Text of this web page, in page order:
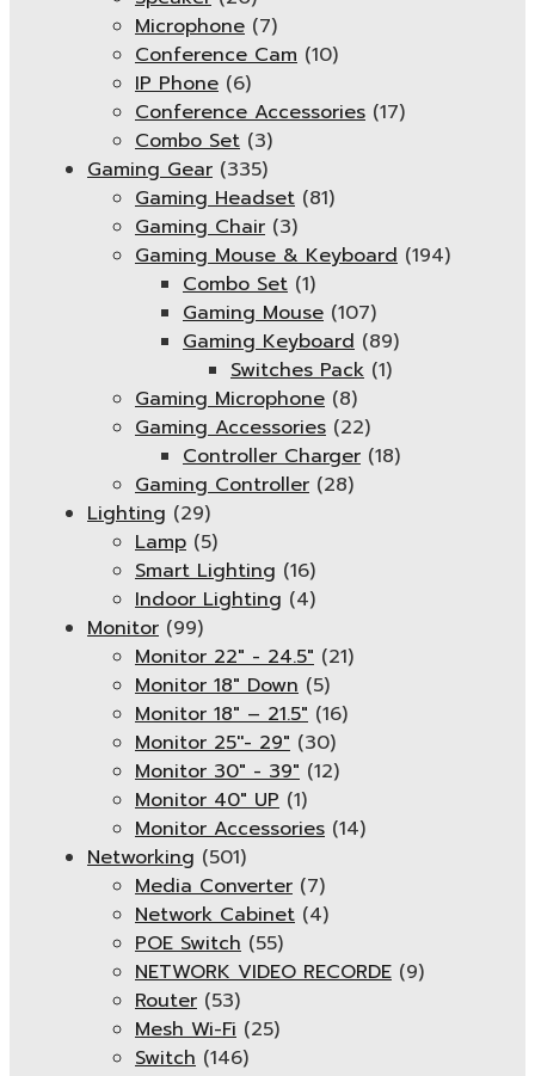
Microphone (7)
Conference Cam (10)
IP Phone (6)
Conference Accessories (17)
Combo Set (3)
Gaming Gear (335)
Gaming Headset (81)
Gaming Chair (3)
Gaming Mouse & Keyboard (194)
Combo Set (1)
Gaming Mouse (107)
Gaming Keyboard (89)
Switches Pack (1)
Gaming Microphone (8)
Gaming Accessories (22)
Controller Charger (18)
Gaming Controller (28)
Lighting (29)
Lamp (5)
Smart Lighting (16)
Indoor Lighting (4)
Monitor (99)
Monitor 22" - 24.5" (21)
Monitor 18" Down (5)
Monitor 18″ – 21.5″ (16)
Monitor 25''- 29" (30)
Monitor 30" - 39" (12)
Monitor 40" UP (1)
Monitor Accessories (14)
Networking (501)
Media Converter (7)
Network Cabinet (4)
POE Switch (55)
NETWORK VIDEO RECORDE (9)
Router (53)
Mesh Wi-Fi (25)
Switch (146)